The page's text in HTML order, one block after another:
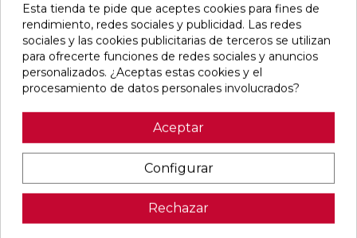
Pensamos que te puede interesar
ALAPLANA
BODO
60X120
favorite
VERONA
WHITE MATE
RECTIFICADO
favorite
KAWAII GREY
MATE
31,6X100
RECTIFICADO
favorite
PALOMASTONE
WALL WHITE
RECTIFICADO
favorite
Esta tienda te pide que aceptes cookies para fines de
rendimiento, redes sociales y publicidad. Las redes
sociales y las cookies publicitarias de terceros se utilizan
para ofrecerte funciones de redes sociales y anuncios
personalizados. ¿Aceptas estas cookies y el
procesamiento de datos personales involucrados?
Aceptar
Configurar
Rechazar